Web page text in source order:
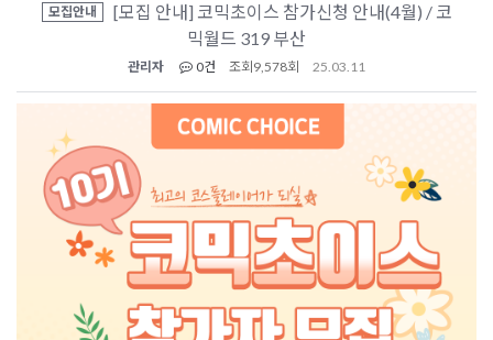
모집안내
[모집 안내] 코믹초이스 참가신청 안내(4월) / 코
믹월드 319 부산
관리자 0건 조회 9,578회 25.03.11